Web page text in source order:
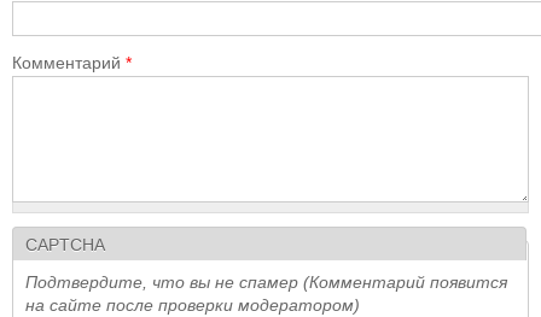
Комментарий *
CAPTCHA
Подтвердите, что вы не спамер (Комментарий появится
на сайте после проверки модератором)